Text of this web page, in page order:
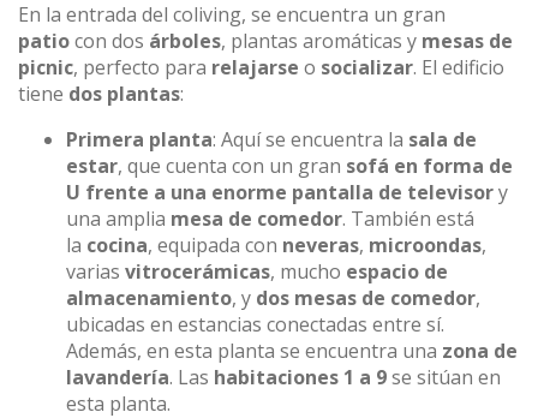
En la entrada del coliving, se encuentra un gran
patiocon dos árboles, plantas aromáticas y mesas de
picnic, perfecto para relajarse o socializar. El edificio
tiene dos plantas:
Primera planta: Aquí se encuentra la sala de
estar, que cuenta con un gran sofá en forma de
U frente a una enorme pantalla de televisory
una amplia mesa de comedor. También está
la cocina, equipada con neveras, microondas,
varias vitrocerámicas, mucho espacio de
almacenamiento, y dos mesas de comedor,
ubicadas en estancias conectadas entre sí.
Además, en esta planta se encuentra una zona de
lavandería. Las habitaciones 1 a 9se sitúan en
esta planta.